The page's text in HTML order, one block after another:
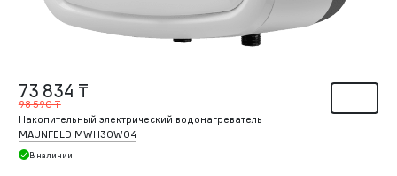
73 834 ₸
98 590 ₸
Накопительный электрический водонагреватель
MAUNFELD MWH30W04
В наличии